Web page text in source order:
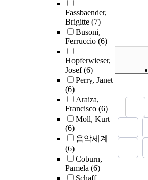
Fassbaender,
Brigitte (7)
Busoni,
Ferruccio (6)
Hopferwieser,
Josef(6)
Perry, Janet
(6)
Araiza,
Francisco (6)
Moll, Kurt
(6)
음악세계
(6)
Coburn,
Pamela (6)